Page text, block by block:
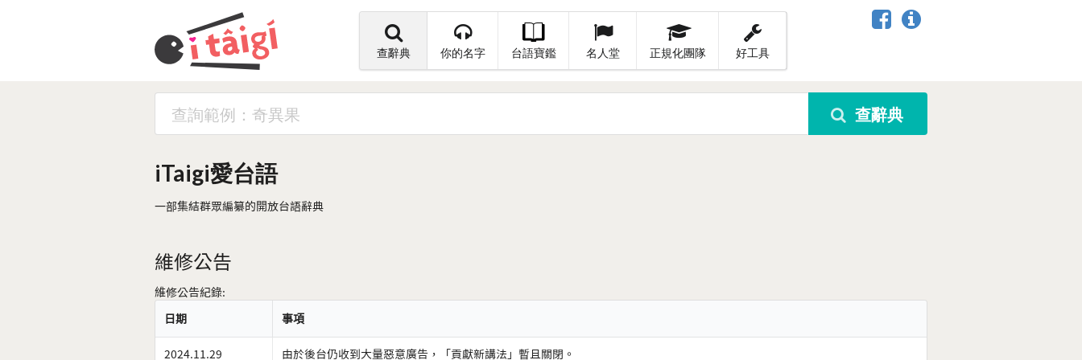
查辭典 你的名字 台語寶鑑 名人堂 正規化團隊 好工具
查辭典
iTaigi愛台語
一部集結群眾編纂的開放台語辭典
維修公告
維修公告紀錄:
日期
事項
2024.11.29 由於後台仍收到大量惡意廣告，「貢獻新講法」暫且關閉。